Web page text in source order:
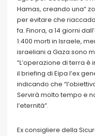
Hamas, creando una”
per evitare che
fa. Finora, a 14 giorni
1.400 morti in Israele,
israeliani a Gaza sono
“L’operazione di terra
il briefing di Eipa l’ex
indicando che
Servirà molto tempo e
l’eternità”.
Ex consigliere della